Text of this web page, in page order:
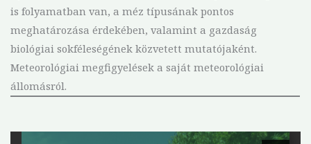
is folyamatban van, a méz típusának pontos
meghatározása érdekében, valamint a gazdaság
biológiai sokféleségének közvetett mutatójaként.
Meteorológiai megfigyelések a saját meteorológiai
állomásról.